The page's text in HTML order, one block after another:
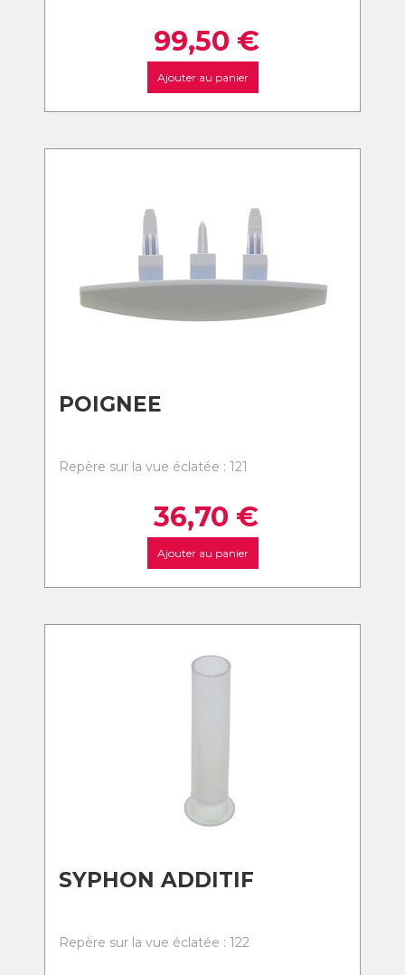
99,50 €
Ajouter au panier
POIGNEE
Repère sur la vue éclatée : 121
36,70 €
Ajouter au panier
SYPHON ADDITIF
Repère sur la vue éclatée : 122